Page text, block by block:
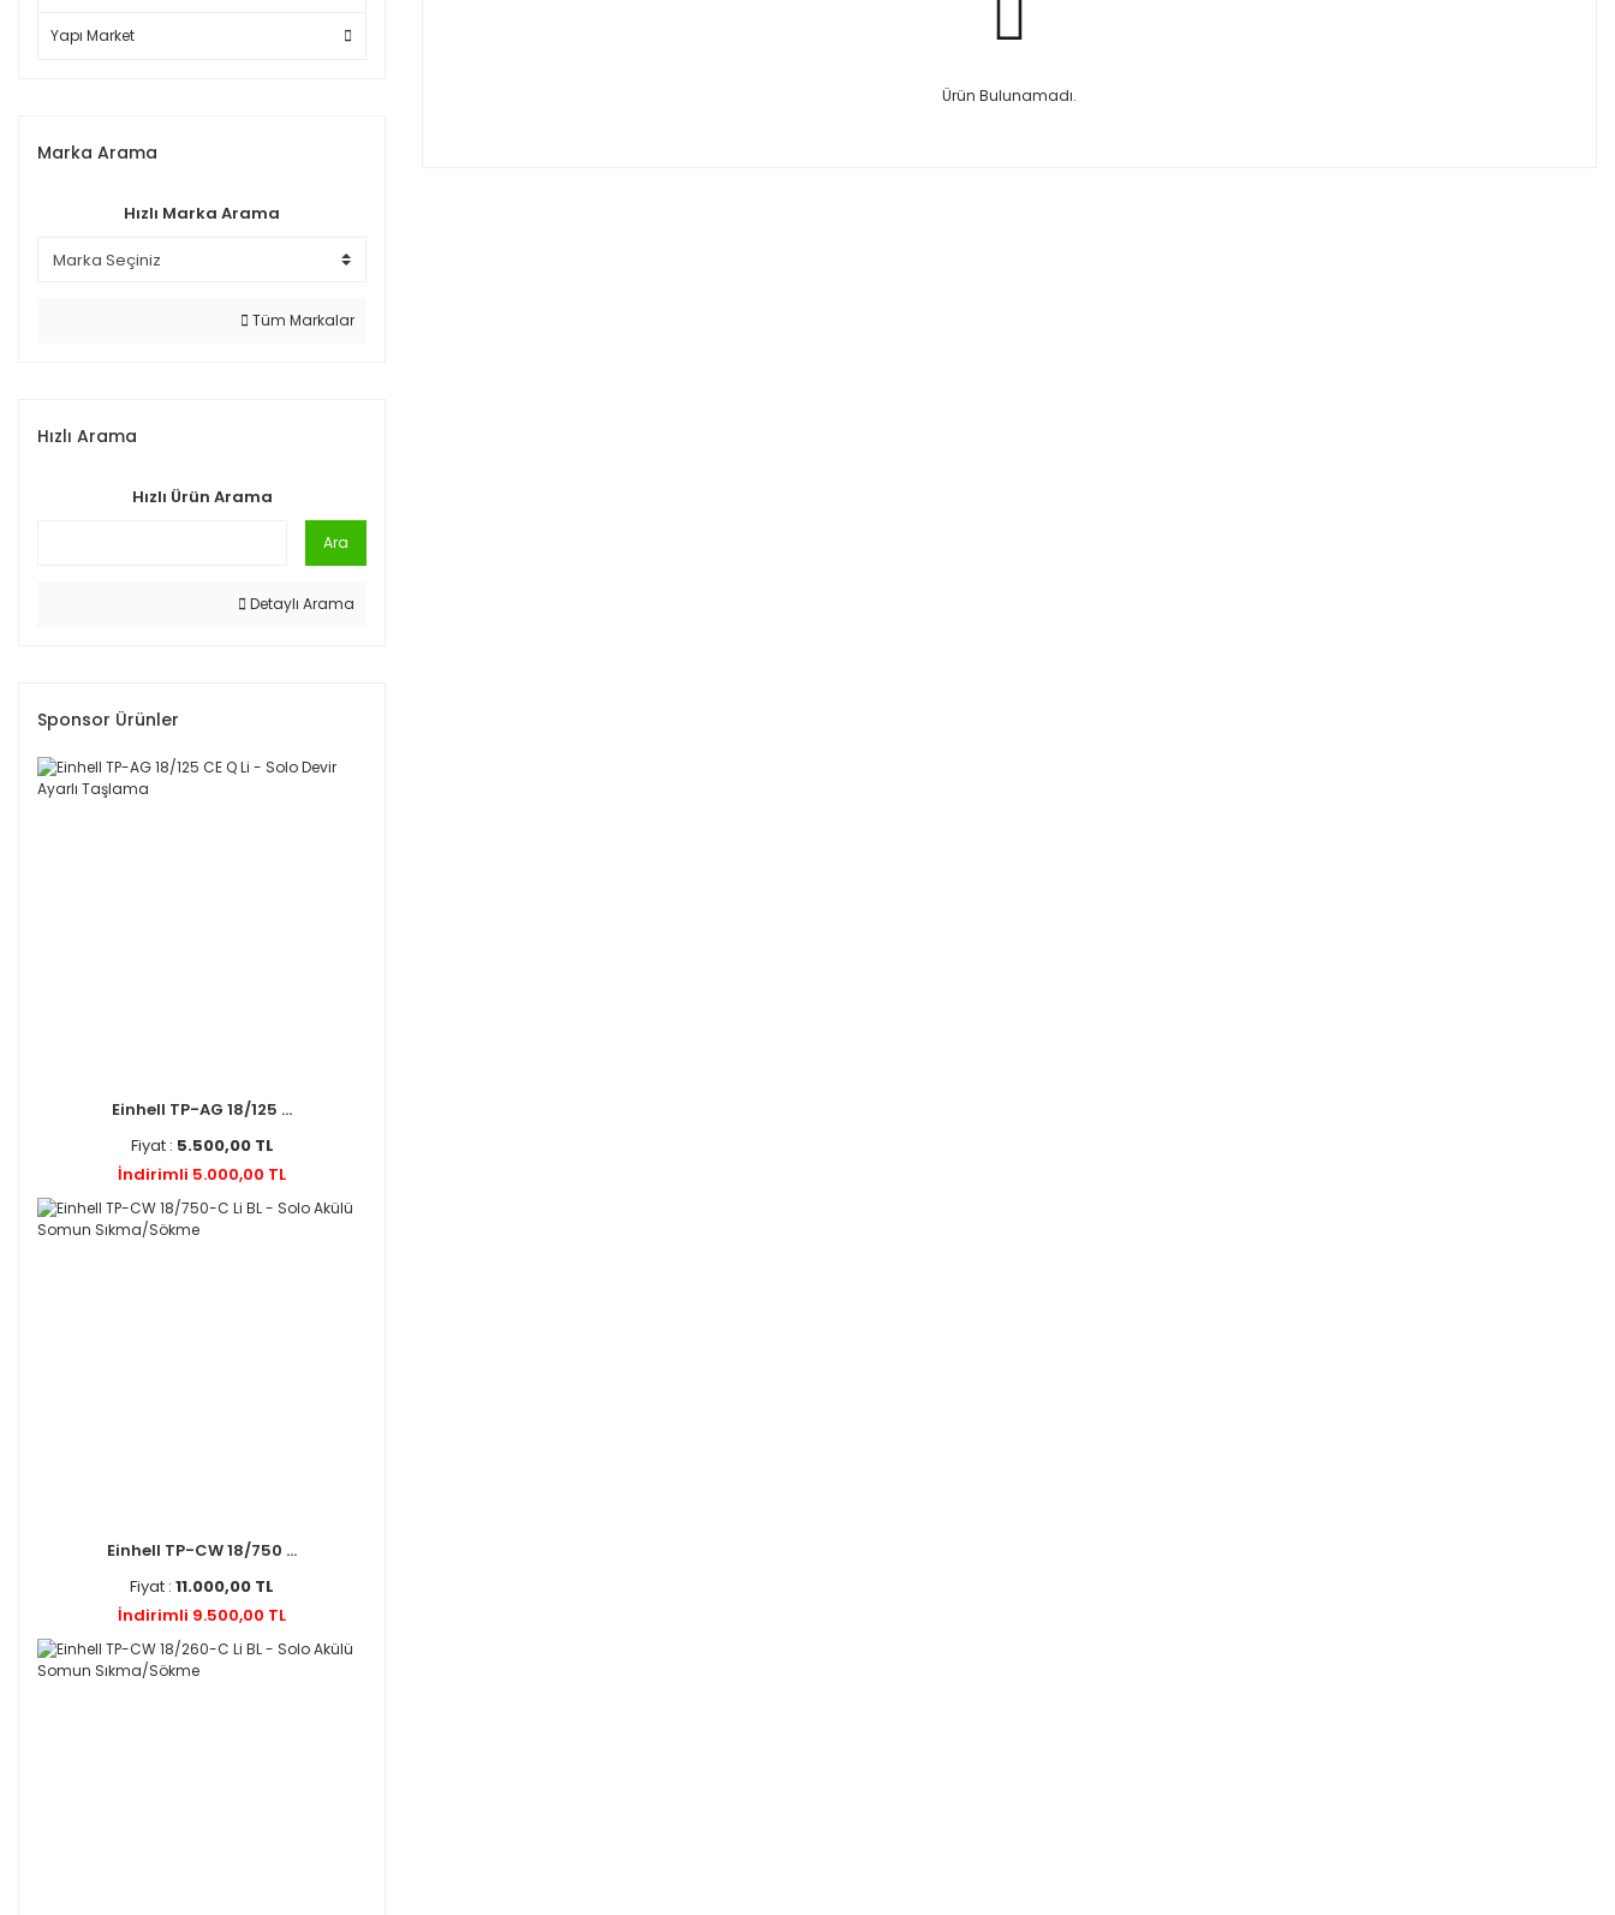
Yapı Market
Marka Arama
Hızlı Marka Arama
Tüm Markalar
Hızlı Arama
Hızlı Ürün Arama
Ara
Detaylı Arama
Sponsor Ürünler
Einhell TP-AG 18/125 ...
Fiyat : 5.500,00 TL
İndirimli 5.000,00 TL
Einhell TP-CW 18/750 ...
Fiyat : 11.000,00 TL
İndirimli 9.500,00 TL
Ürün Bulunamadı.